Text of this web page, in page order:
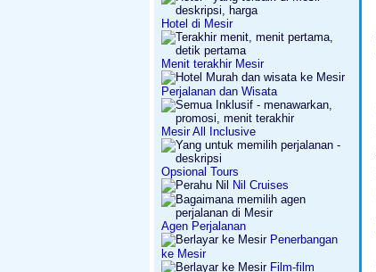
Hotel di Mesir
Menit terakhir Mesir
Perjalanan dan Wisata
Mesir All Inclusive
Opsional Tours
Nil Cruises
Agen Perjalanan
Penerbangan
ke Mesir
Film-film